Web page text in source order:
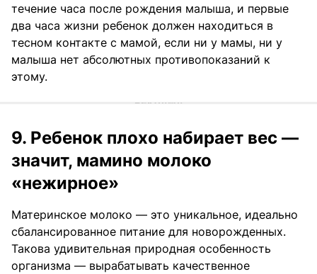
течение часа после рождения малыша, и первые
два часа жизни ребенок должен находиться в
тесном контакте с мамой, если ни у мамы, ни у
малыша нет абсолютных противопоказаний к
этому.
9. Ребенок плохо набирает вес —
значит, мамино молоко
«нежирное»
Материнское молоко — это уникальное, идеально
сбалансированное питание для новорожденных.
Такова удивительная природная особенность
организма — вырабатывать качественное